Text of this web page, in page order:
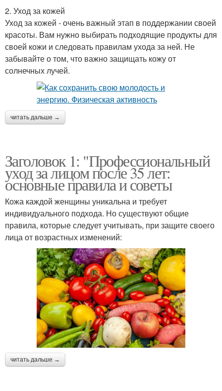
2. Уход за кожей
Уход за кожей - очень важный этап в поддержании своей
красоты. Вам нужно выбирать подходящие продукты для
своей кожи и следовать правилам ухода за ней. Не
забывайте о том, что важно защищать кожу от
солнечных лучей.
читать дальше →
Заголовок 1: "Профессиональный
уход за лицом после 35 лет:
основные правила и советы
Кожа каждой женщины уникальна и требует
индивидуального подхода. Но существуют общие
правила, которые следует учитывать, при защите своего
лица от возрастных изменений:
читать дальше →